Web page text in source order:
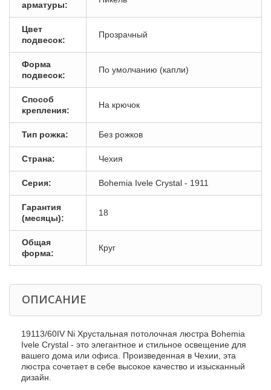
арматуры:
Цвет
подвесок:
Прозрачный
Форма
подвесок:
По умолчанию (капли)
Способ
крепления:
На крючок
Тип рожка: Без рожков
Страна: Чехия
Серия: Bohemia Ivele Crystal - 1911
Гарантия
(месяцы):
18
Общая
форма:
Круг
ОПИСАНИЕ
19113/60IV Ni Хрустальная потолочная люстра Bohemia
Ivele Crystal - это элегантное и стильное освещение для
вашего дома или офиса. Произведенная в Чехии, эта
люстра сочетает в себе высокое качество и изысканный
дизайн.